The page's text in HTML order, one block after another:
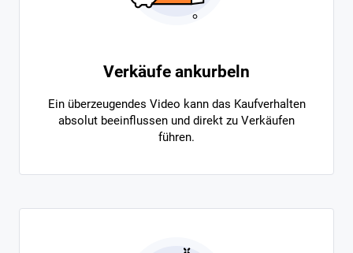
Verkäufe ankurbeln
Ein überzeugendes Video kann das Kaufverhalten
absolut beeinflussen und direkt zu Verkäufen
führen.